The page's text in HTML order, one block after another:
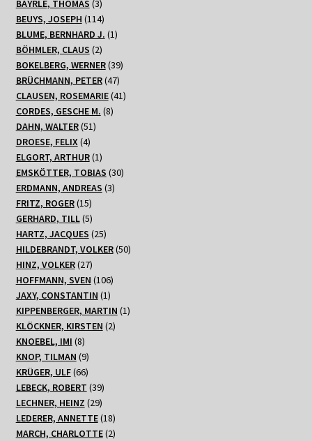
Produkte
BAYRLE, THOMAS 33
Produkte
BEUYS, JOSEPH 114114
Produkte
BLUME, BERNHARD J. 11
BÖHMLER, CLAUS 22
Produkte
BOKELBERG, WERNER 3939
BRÜCHMANN, PETER 4747
Produkte
CLAUSEN, ROSEMARIE 4141
CORDES, GESCHE M. 88
DAHN, WALTER 5151
DROESE, FELIX 44
Produkte
ELGORT, ARTHUR 11
Produkt
EMSKÖTTER, TOBIAS 3030
ERDMANN, ANDREAS 33
FRITZ, ROGER 1515
Produkte
GERHARD, TILL 55
Produkte
HARTZ, JACQUES 2525
Produkte
HILDEBRANDT, VOLKER 5050
HINZ, VOLKER 2727
Produkte
HOFFMANN, SVEN 106106
Produkte
JAXY, CONSTANTIN 11
Produkt
KIPPENBERGER, MARTIN 11
KLÖCKNER, KIRSTEN 22
KNOEBEL, IMI 88
Produkte
KNOP, TILMAN 99
Produkte
KRÜGER, ULF 6666
Produkte
LEBECK, ROBERT 3939
Produkte
LECHNER, HEINZ 2929
Produkte
LEDERER, ANNETTE 1818
Produkte
MARCH, CHARLOTTE 22